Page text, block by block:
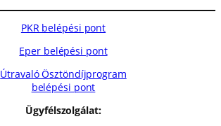
PKR belépési pont
Eper belépési pont
Útravaló Ösztöndíjprogram
belépési pont
Ügyfélszolgálat: